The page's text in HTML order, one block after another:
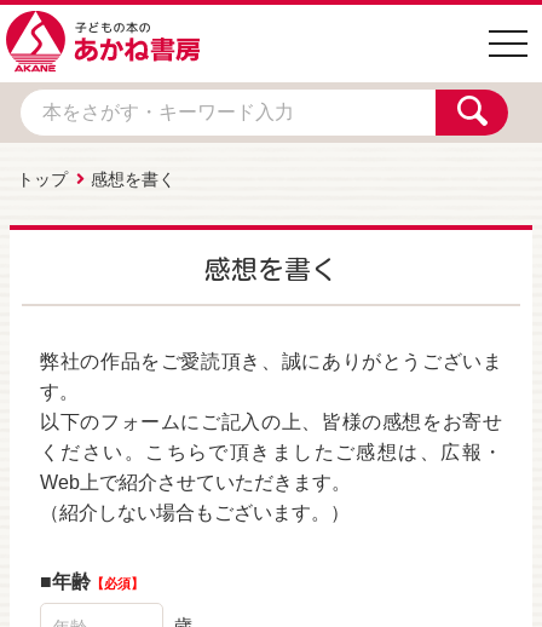
トップ 感想を書く
感想を書く
弊社の作品をご愛読頂き、誠にありがとうございま
す。
以下のフォームにご記入の上、皆様の感想をお寄せ
ください。こちらで頂きましたご感想は、広報・
Web上で紹介させていただきます。
（紹介しない場合もございます。）
年齢 必須